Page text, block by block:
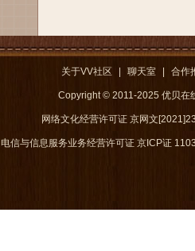
关于VV社区 聊天室 合作
Copyright © 2011-2025 优贝在
网络文化经营许可证 京网文
电信与信息服务业务经营许可证 京ICP证